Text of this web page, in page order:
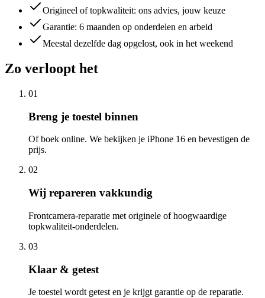
Origineel of topkwaliteit: ons advies, jouw keuze
Garantie: 6 maanden op onderdelen en arbeid
Meestal dezelfde dag opgelost, ook in het weekend
Zo verloopt het
01
Breng je toestel binnen
Of boek online. We bekijken je iPhone 16 en bevestigen de
prijs.
02
Wij repareren vakkundig
Frontcamera-reparatie met originele of hoogwaardige
topkwaliteit-onderdelen.
03
Klaar & getest
Je toestel wordt getest en je krijgt garantie op de reparatie.